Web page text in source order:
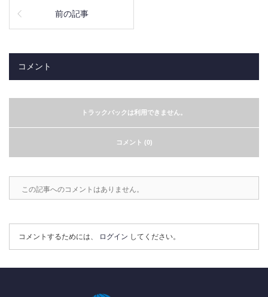
前の記事
コメント
トラックバックは利用できません。
コメント (0)
この記事へのコメントはありません。
コメントするためには、 ログイン してください。